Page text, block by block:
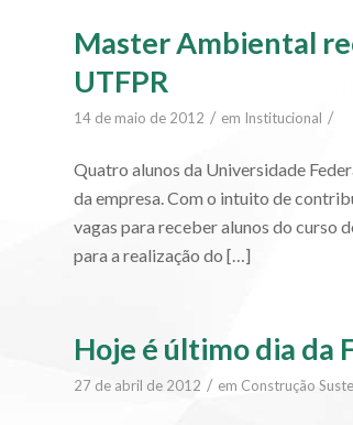
Master Ambiental
UTFPR
14 de maio de 2012 / em Institucional /
Quatro alunos da Universidade
da empresa. Com o intuito de
vagas para receber alunos do curso
para a realização do […]
Hoje é último dia da
27 de abril de 2012 / em Construção